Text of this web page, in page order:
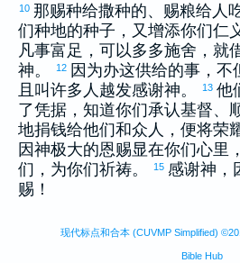
10 那赐种给撒种的、赐粮给人
们种地的种子，又增添你们仁
凡事富足，可以多多施舍，就
神。
12 因为办这供给的事，不
且叫许多人越发感谢神。
13 他
了凭据，知道你们承认基督、
地捐钱给他们和众人，便将荣
因神极大的恩赐显在你们心里
们，为你们祈祷。
15 感谢神，
赐！
现代标点和合本 (CUVMP Simplified)
Bible Hub